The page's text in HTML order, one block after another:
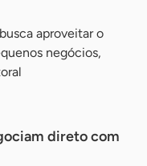
aproveitar o
negócios,
direto com